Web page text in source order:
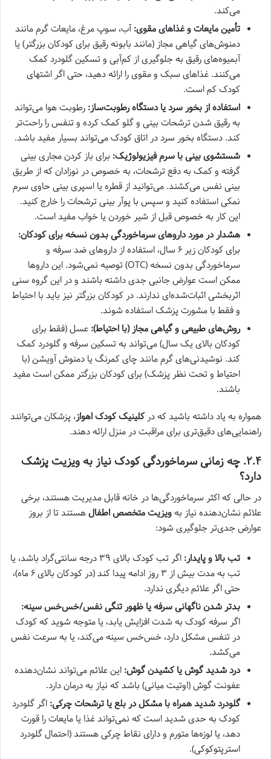
می‌کند.
تأمین مایعات و غذاهای مقوی:آب، سوپ مرغ، مایعات گرم مانند
دمنوش‌های گیاهی مجاز (مانند بابونه رقیق برای کودکان بزرگتر) یا
آبمیوه‌های رقیق به جلوگیری از کم‌آبی و تسکین گلودرد کمک
می‌کنند. غذاهای سبک و مقوی را ارائه دهید، حتی اگر اشتهای
کودک کم است.
استفاده از بخور سرد یا دستگاه رطوبت‌ساز: رطوبت هوا می‌تواند
به رقیق شدن ترشحات بینی و گلو کمک کرده و تنفس را راحت‌تر
کند. دستگاه بخور سرد در اتاق کودک می‌تواند بسیار مفید باشد.
شستشوی بینی با سرم فیزیولوژیک: برای باز کردن مجاری بینی
گرفته و کمک به دفع ترشحات، به خصوص در نوزادان که از طریق
بینی نفس می‌کشند. می‌توانید از قطره یا اسپری بینی حاوی سرم
نمکی استفاده کنید و سپس با پوآر بینی ترشحات را خارج کنید.
این کار به خصوص قبل از شیر خوردن یا خواب مفید است.
هشدار در مورد داروهای سرماخوردگی بدون نسخه برای کودکان:
برای کودکان زیر ۶ سال، استفاده از داروهای ضد سرفه و
سرماخوردگی بدون نسخه (OTC) توصیه نمی‌شود. این داروها
ممکن است عوارض جانبی جدی داشته باشند و در این گروه سنی
اثربخشی اثبات‌شده‌ای ندارند. در کودکان بزرگتر نیز باید با احتیاط
و فقط با مشورت پزشک استفاده شوند.
روش‌های طبیعی و گیاهی مجاز (با احتیاط): عسل (فقط برای
کودکان بالای یک سال) می‌تواند به تسکین سرفه و گلودرد کمک
کند. نوشیدنی‌های گرم مانند چای کمرنگ یا دمنوش آویشن (با
احتیاط و تحت نظر پزشک) برای کودکان بزرگتر ممکن است مفید
باشند.
همواره به یاد داشته باشید که در کلینیک کودک اهواز، پزشکان می‌توانند
راهنمایی‌های دقیق‌تری برای مراقبت در منزل ارائه دهند.
۲.۴. چه زمانی سرماخوردگی کودک نیاز به ویزیت پزشک
دارد؟
در حالی که اکثر سرماخوردگی‌ها در خانه قابل مدیریت هستند، برخی
علائم نشان‌دهنده نیاز بهویزیت متخصص اطفالهستند تا از بروز
عوارض جدی‌تر جلوگیری شود:
تب بالا و پایدار:
اگر تب کودک بالای ۳۹ درجه سانتی‌گراد باشد، یا
تب به مدت بیش از ۳ روز ادامه پیدا کند (در کودکان بالای ۶ ماه)،
حتی اگر علائم دیگری ندارد.
بدتر شدن ناگهانی سرفه یا ظهور تنگی نفس/خس‌خس سینه:
اگر سرفه کودک به شدت افزایش یابد، یا متوجه شوید که کودک
در تنفس مشکل دارد، خس‌خس سینه می‌کند، یا به سرعت نفس
می‌کشد.
درد شدید گوش یا کشیدن گوش: این علائم می‌تواند نشان‌دهنده
عفونت گوش (اوتیت میانی) باشد که نیاز به درمان دارد.
گلودرد شدید همراه با مشکل در بلع یا ترشحات چرکی: اگر گلودرد
کودک به حدی شدید است که نمی‌تواند غذا یا مایعات را قورت
دهد، یا لوزه‌ها متورم و دارای نقاط چرکی هستند (احتمال گلودرد
استرپتوکوکی).